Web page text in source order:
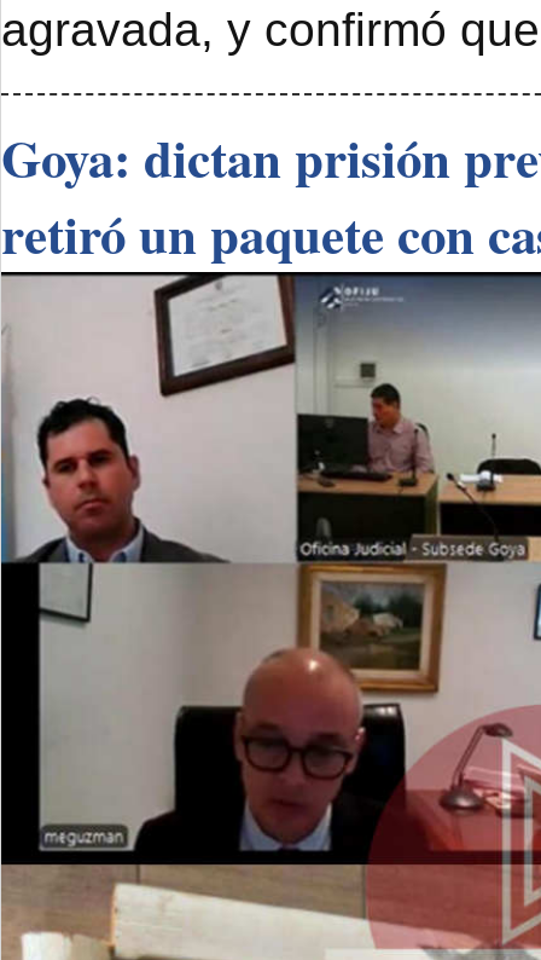
agravada, y confirmó
Goya: dictan prisión
retiró un paquete con